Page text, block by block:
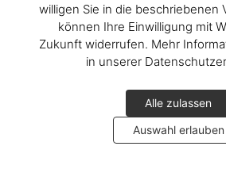
willigen Sie in die beschriebenen
können Ihre Einwilligung mit
Zukunft widerrufen. Mehr
in unserer
Alle zulassen
Auswahl erlauben